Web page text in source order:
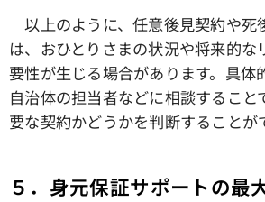
以上のように、任意後見契約や死
は、おひとりさまの状況や将来的な
要性が生じる場合があります。具体
自治体の担当者などに相談すること
要な契約かどうかを判断することが
５．身元保証サポートの最